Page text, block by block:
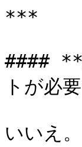
***
#### **
トが必
いいえ